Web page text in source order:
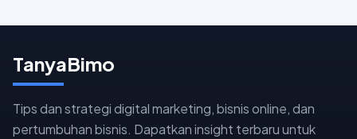
TanyaBimo
Tips dan strategi digital marketing, bisnis online, dan
pertumbuhan bisnis. Dapatkan insight terbaru untuk